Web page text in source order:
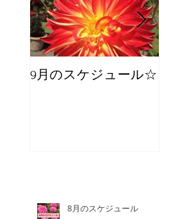
9月のスケジュール☆
8月のスケジュール